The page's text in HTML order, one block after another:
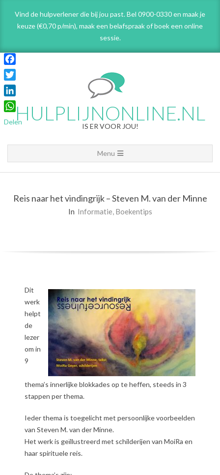
content
Vind de hulpverlener die bij jou past. Bel 0900-0330 en maak je
keuze (€0,70 p/min), maak een belafspraakof boek een online
sessie.
HULPLIJNONLINE.NL
IS ER VOOR JOU!
Navigation
Menu
Menu
Reis naar het vindingrijk – Steven M. van der Minne
In Informatie, Boekentips
Dit
werk
helpt
de
lezer
om in
9
thema’s innerlijke blokkades op te heffen, steeds in 3
stappen per thema.
Ieder thema is toegelicht met persoonlijke voorbeelden
van Steven M. van der Minne.
Het werk is geïllustreerd met schilderijen van MoiRa en
haar spirituele reis.
Facebook
Twitter
LinkedIn
WhatsApp
Delen